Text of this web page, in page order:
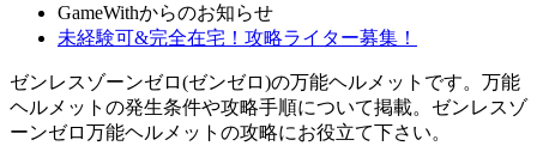
GameWithからのお知らせ
未経験可&完全在宅！攻略ライター募集！
ゼンレスゾーンゼロ(ゼンゼロ)の万能ヘルメットです。万能
ヘルメットの発生条件や攻略手順について掲載。ゼンレスゾ
ーンゼロ万能ヘルメットの攻略にお役立て下さい。